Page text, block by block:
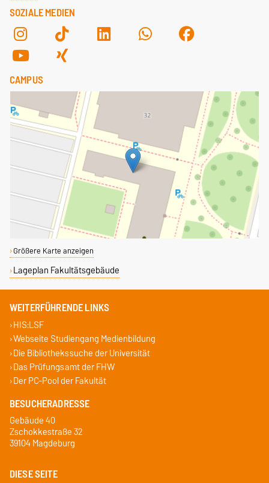
SOZIALE MEDIEN
CAMPUS
Größere Karte anzeigen
Lageplan Fakultätsgebäude
WEITERFÜHRENDE LINKS
HIS:LSF
Webseite Studiengang Medienbildung
Die Bibliothekssuche der Universität
Das Prüfungsamt der FHW
Der PC-Pool der Fakultät
BESUCHERADRESSE
Gebäude 40
Zschokkestraße 32
39104 Magdeburg
DIESE SEITE